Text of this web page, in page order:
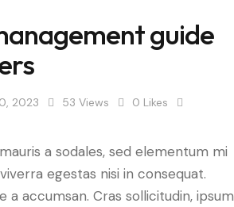
guide
2023 53 Views 0 Likes
a sodales, sed elementum mi
egestas nisi in consequat.
a accumsan. Cras sollicitudin, ipsum